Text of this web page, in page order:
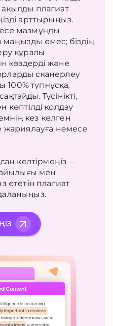
плагиат
арттырыңыз.
мазмұнды
емес; біздің
құралы
көздерді және
сканерлеу
түпнұсқа,
Түсінікті,
көптілді қолдау
кез келген
жариялауға немесе
келтірмеңіз —
мен
ететін плагиат